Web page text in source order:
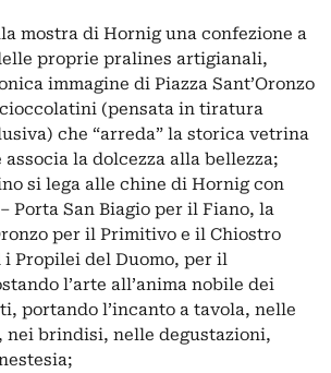
mostra di Hornig una confezione a
proprie pralines artigianali,
immagine di Piazza Sant’Oronzo
(pensata in tiratura
che “arreda” la storica vetrina
la dolcezza alla bellezza;
si lega alle chine di Hornig con
Porta San Biagio per il Fiano, la
per il Primitivo e il Chiostro
Propilei del Duomo, per il
l’arte all’anima nobile dei
portando l’incanto a tavola, nelle
nei brindisi, nelle degustazioni,